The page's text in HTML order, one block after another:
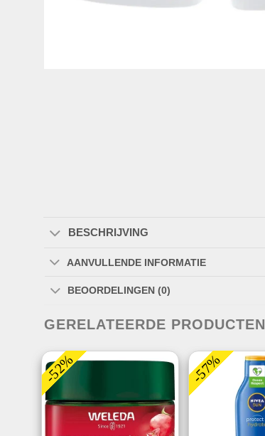
BESCHRIJVING
AANVULLENDE INFORMATIE
BEOORDELINGEN (0)
GERELATEERDE PRODUCTEN
-52% -57%